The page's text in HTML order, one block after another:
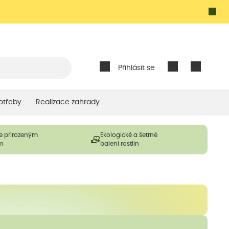
Přihlásit se
Realizace zahrady
přirozeným
Ekologické a šetrné
balení rostlin